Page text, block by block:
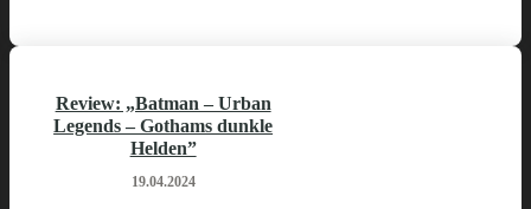
Review: „Batman – Urban
Legends – Gothams dunkle
Helden”
19.04.2024